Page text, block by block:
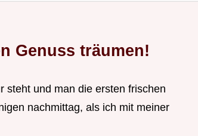
Genuss träumen!
steht und man die ersten frischen
nachmittag, als ich mit meiner